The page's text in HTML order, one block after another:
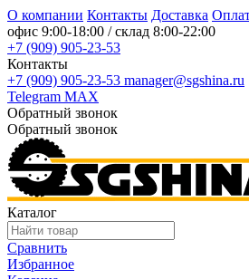
О компании Контакты Доставка
офис 9:00-18:00 / склад 8:00-22:00
+7 (909) 905-23-53
Контакты
+7 (909) 905-23-53 manager@sgshina.ru
Telegram MAX
Обратный звонок
Обратный звонок
Каталог
Сравнить
Избранное